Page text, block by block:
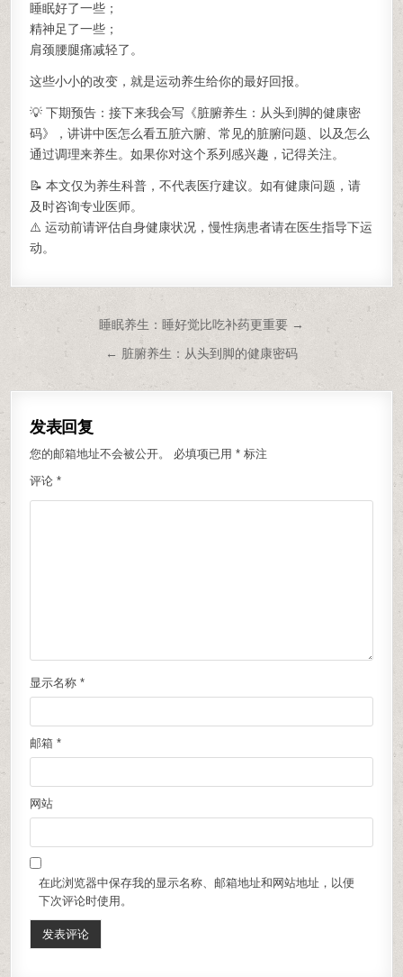
睡眠好了一些；
精神足了一些；
肩颈腰腿痛减轻了。
这些小小的改变，就是运动养生给你的最好回报。
💡 下期预告：接下来我会写《脏腑养生：从头到脚的健康密
码》，讲讲中医怎么看五脏六腑、常见的脏腑问题、以及怎么
通过调理来养生。如果你对这个系列感兴趣，记得关注。
📝 本文仅为养生科普，不代表医疗建议。如有健康问题，请
及时咨询专业医师。
⚠️ 运动前请评估自身健康状况，慢性病患者请在医生指导下运
动。
文章导航睡眠养生：睡好觉比吃补药更重要 →
← 脏腑养生：从头到脚的健康密码
发表回复
您的邮箱地址不会被公开。 必填项已用* 标注
评论*
显示名称*
邮箱*
网站
在此浏览器中保存我的显示名称、邮箱地址和网站地址，以便
下次评论时使用。